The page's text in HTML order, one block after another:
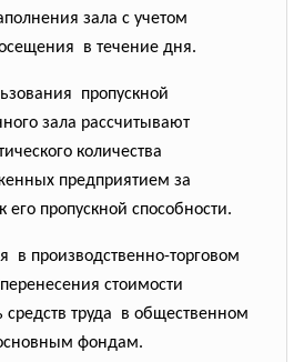
зала с учетом
в течение дня.
пропускной
зала рассчитывают
количества
предприятием за
пропускной способности.
в производственно-торговом
стоимости
труда в общественном
фондам.